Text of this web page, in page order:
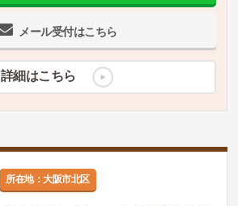
メール受付はこちら
詳細はこちら
所在地：大阪市北区